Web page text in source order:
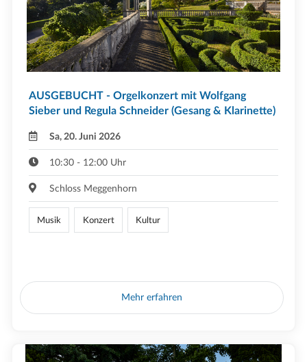
AUSGEBUCHT - Orgelkonzert mit Wolfgang
Sieber und Regula Schneider (Gesang & Klarinette)
Sa, 20. Juni 2026
10:30 - 12:00 Uhr
Schloss Meggenhorn
Musik Konzert Kultur
Mehr erfahren